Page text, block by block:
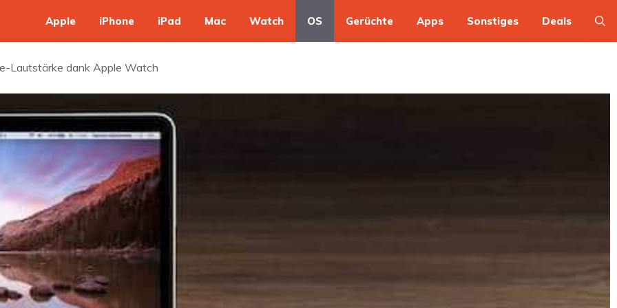
Apple iPhone iPad Mac Watch OS Gerüchte Apps Sonstiges Deals
Lautstärke dank Apple Watch